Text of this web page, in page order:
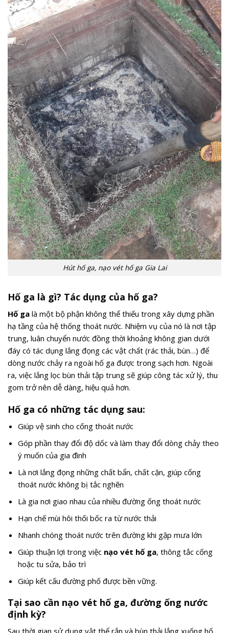
Hút hố ga, nạo vét hố ga Gia Lai
Hố ga là gì? Tác dụng của hố ga?
Hố ga là một bộ phận không thể thiếu trong xây dựng phần
hạ tầng của hệ thống thoát nước. Nhiệm vụ của nó là nơi tập
trung, luân chuyển nước đồng thời khoảng không gian dưới
đáy có tác dụng lắng đọng các vật chất (rác thải, bùn…) để
dòng nước chảy ra ngoài hố ga được trong sạch hơn. Ngoài
ra, việc lắng lọc bùn thải tập trung sẽ giúp công tác xử lý, thu
gom trở nên dễ dàng, hiệu quả hơn.
Hố ga có những tác dụng sau:
Giúp vệ sinh cho cống thoát nước
Góp phần thay đổi độ dốc và làm thay đổi dòng chảy theo
ý muốn của gia đình
Là nơi lắng đọng những chất bẩn, chất cặn, giúp cống
thoát nước không bị tắc nghẽn
Là gia nơi giao nhau của nhiều đường ống thoát nước
Hạn chế mùi hôi thối bốc ra từ nước thải
Nhanh chóng thoát nước trên đường khi gặp mưa lớn
Giúp thuận lợi trong việc nạo vét hố ga, thông tắc cống
hoặc tu sửa, bảo trì
Giúp kết cấu đường phố được bền vững.
Tại sao cần nạo vét hố ga, đường ống nước
định kỳ?